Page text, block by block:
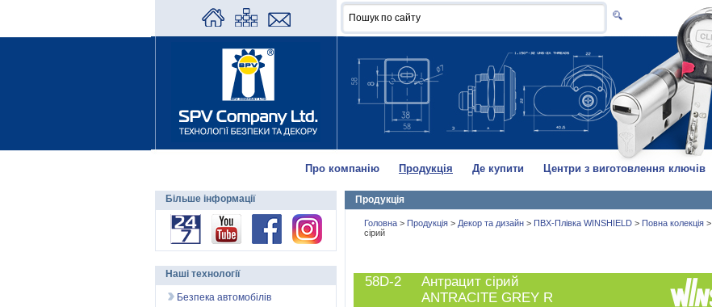
Про компанію Продукція Де купити Центри з виготовлення ключів
Продукція
Головна > Продукція > Декор та дизайн > ПВХ-Плівка WINSHIELD > Повна колекція >
сірий
58D-2
Антрацит сірий
ANTRACITE GREY R
Більше інформації
Наші технології
Безпека автомобілів